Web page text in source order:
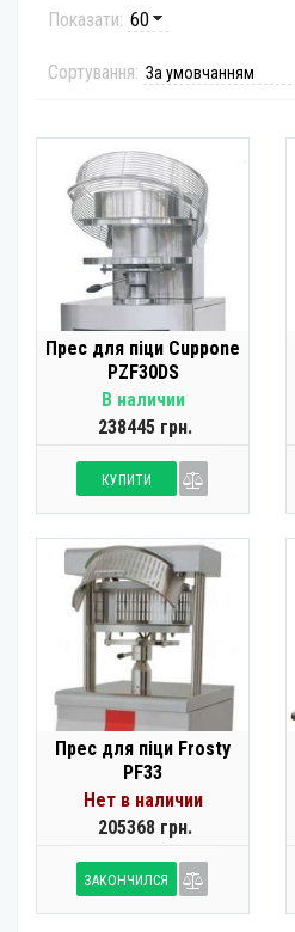
Показати:
Сортування:
Прес для піци Cuppone
PZF30DS
В наличии
238445 грн.
КУПИТИ
Прес для піци Frosty
PF33
Нет в наличии
205368 грн.
ЗАКОНЧИЛСЯ